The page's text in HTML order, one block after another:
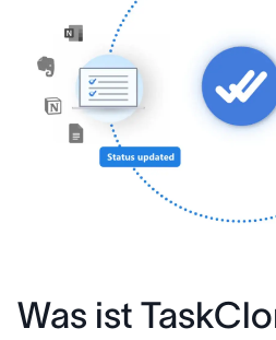
Was ist